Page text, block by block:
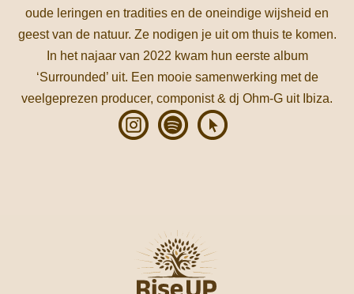
oude leringen en tradities en de oneindige wijsheid en
geest van de natuur. Ze nodigen je uit om thuis te komen.
In het najaar van 2022 kwam hun eerste album
‘Surrounded’ uit. Een mooie samenwerking met de
veelgeprezen producer, componist & dj Ohm-G uit Ibiza.